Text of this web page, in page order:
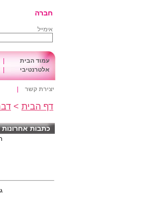
חברה
אימייל
עמוד הבית
אלטרנטיבי
יצירת קשר
דף הבית >
כתבות אחרונות